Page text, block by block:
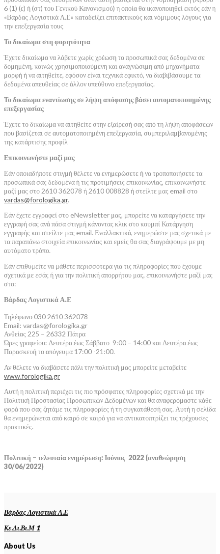
6 (1) (ε) ή (στ) του Γενικού Κανονισμού) η οποία θα ικανοποιηθεί εκτός εάν η
«Βάρδας Λογιστικά Α.Ε» καταδείξει επιτακτικούς και νόμιμους λόγους για
την επεξεργασία τους
Το δικαίωμα στη φορητότητα
Έχετε δικαίωμα να λάβετε χωρίς χρέωση τα προσωπικά σας δεδομένα σε
δομημένη, κοινώς χρησιμοποιούμενη και αναγνώσιμη από μηχανήματα
μορφή ή να αιτηθείτε, εφόσον είναι τεχνικά εφικτό, να διαβιβάσουμε τα
δεδομένα απευθείας σε άλλον υπεύθυνο επεξεργασίας.
Το δικαίωμα εναντίωσηςσε λήψη απόφασης βάσει αυτοματοποιημένης
επεξεργασίας
Έχετε το δικαίωμα να αιτηθείτε στην εξαίρεσή σας από τη λήψη αποφάσεων
που βασίζεται σε αυτοματοποιημένη επεξεργασία, συμπεριλαμβανομένης
της κατάρτισης προφίλ
Επικοινωνήστε μαζί μας
Εάν οποιαδήποτε στιγμή θέλετε να ενημερώσετε ή να τροποποιήσετε τα
προσωπικά σας δεδομένα ή τις προτιμήσεις επικοινωνίας, επικοινωνήστε
μαζί μας στο 2610 362078 ή 2610 008828 ή στείλτε μας email στο
vardas@forologika.gr.
Εάν έχετε εγγραφεί στο eNewsletter μας, μπορείτε να καταργήσετε την
εγγραφή σας ανά πάσα στιγμή κάνοντας κλικ στο κουμπί Κατάργηση
εγγραφής και στείλτε μας email. Εναλλακτικά, ενημερώστε μας σχετικά με
τα παραπάνω στοιχεία επικοινωνίας και εμείς θα σας διαγράψουμε με μη
αυτόματο τρόπο.
Εάν επιθυμείτε να μάθετε περισσότερα για τις πληροφορίες που έχουμε
σχετικά με εσάς ή για την πολιτική απορρήτου μας, επικοινωνήστε μαζί μας
στο:
Βάρδας Λογιστικά Α.Ε
Τηλέφωνο 030 2610 362078
Email: vardas@forologika.gr
Ανθείας 225 – 26332 Πάτρα
Ώρες γραφείου: Δευτέρα έως Σάββατο 9:00 – 14:00 και Δευτέρα έως
Παρασκευή το απόγευμα 17:00 -21:00.
Αν θέλετε να διαβάσετε πάλι την πολιτική μας μπορείτε μεταβείτε
www.forologika.gr
Αυτή η πολιτική περιέχει τις πιο πρόσφατες πληροφορίες σχετικά με την
Πολιτική Προστασίας Προσωπικών Δεδομένων και θα αναφερόμαστε κάθε
φορά που σας ζητάμε τις πληροφορίες ή τη συγκατάθεσή σας. Αυτή η σελίδα
θα ενημερώνεται από καιρό σε καιρό για να αντικατοπτρίζει τις τρέχουσες
πρακτικές.
Πολιτική – τελευταία ενημέρωση: Ιούνιος 2022 (αναθεώρηση
30/06/2022)
Βάρδας Λογιστικά Α.Ε
Κε.Δι.Βι.Μ 1
About Us